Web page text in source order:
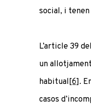
social, i
L’article 39
un
habitual[6].
casos